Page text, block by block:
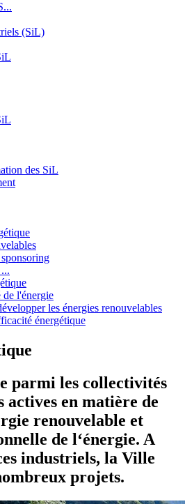
(SiL)
des SiL
de l'énergie
les énergies renouvelables
énergétique
parmi les collectivités
actives en matière de
renouvelable et
de l‘énergie. A
industriels, la Ville
projets.